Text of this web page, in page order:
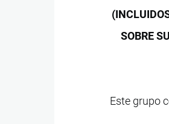
SOBRE
Este grupo